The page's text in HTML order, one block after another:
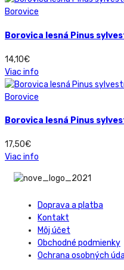
Borovice
Borovica lesná Pinus
14,10€
Viac info
Borovice
Borovica lesná Pinus
17,50€
Viac info
Doprava a platba
Kontakt
Môj účet
Obchodné podmienky
Ochrana osobných